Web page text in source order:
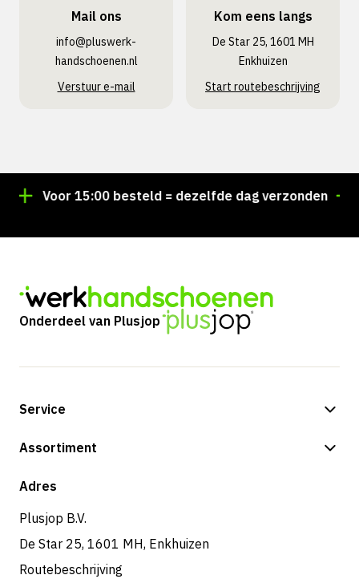
Mail ons
info@pluswerk­
handschoenen.nl
Verstuur e-mail
Kom eens langs
De Star 25, 1601 MH
Enkhuizen
Start routebeschrijving
Voor 15:00 besteld = dezelfde dag verzonden
Onderdeel van Plusjop
Service
Betalingsmogelijkheden
Retouren & service
Assortiment
Shop
Adres
Plusjop B.V.
De Star 25, 1601 MH, Enkhuizen
Routebeschrijving